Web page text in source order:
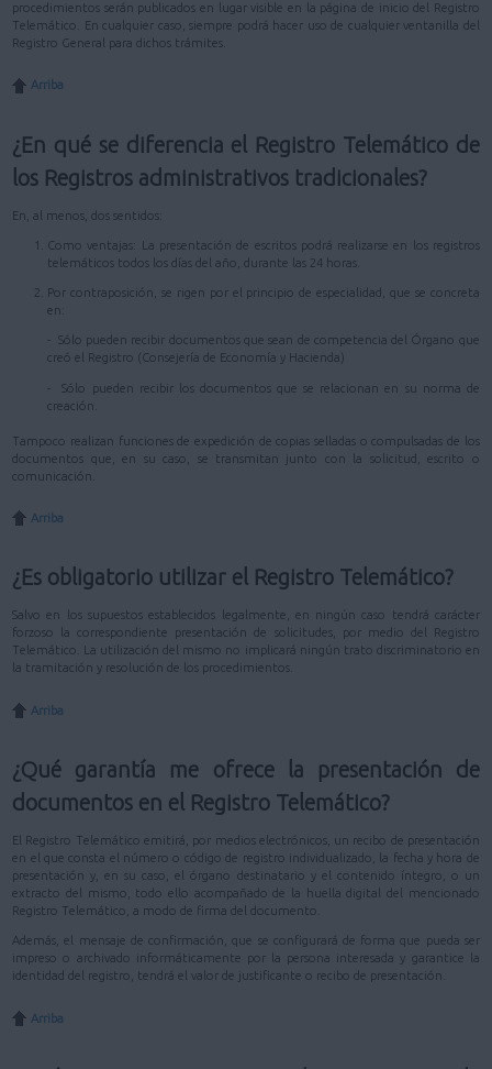
procedimientos serán publicados en lugar visible en la página de inicio del Registro
Telemático. En cualquier caso, siempre podrá hacer uso de cualquier ventanilla del
Registro General para dichos trámites.
Arriba
¿En qué se diferencia el Registro Telemático de
los Registros administrativos tradicionales?
En, al menos, dos sentidos:
Como ventajas: La presentación de escritos podrá realizarse en los registros
telemáticos todos los días del año, durante las 24 horas.
Por contraposición, se rigen por el principio de especialidad, que se concreta
en:
- Sólo pueden recibir documentos que sean de competencia del Órgano que
creó el Registro (Consejería de Economía y Hacienda)
- Sólo pueden recibir los documentos que se relacionan en su norma de
creación.
Tampoco realizan funciones de expedición de copias selladas o compulsadas de los
documentos que, en su caso, se transmitan junto con la solicitud, escrito o
comunicación.
Arriba
¿Es obligatorio utilizar el Registro Telemático?
Salvo en los supuestos establecidos legalmente, en ningún caso tendrá carácter
forzoso la correspondiente presentación de solicitudes, por medio del Registro
Telemático. La utilización del mismo no implicará ningún trato discriminatorio en
la tramitación y resolución de los procedimientos.
Arriba
¿Qué garantía me ofrece la presentación de
documentos en el Registro Telemático?
El Registro Telemático emitirá, por medios electrónicos, un recibo de presentación
en el que consta el número o código de registro individualizado, la fecha y hora de
presentación y, en su caso, el órgano destinatario y el contenido íntegro, o un
extracto del mismo, todo ello acompañado de la huella digital del mencionado
Registro Telemático, a modo de firma del documento.
Además, el mensaje de confirmación, que se configurará de forma que pueda ser
impreso o archivado informáticamente por la persona interesada y garantice la
identidad del registro, tendrá el valor de justificante o recibo de presentación.
Arriba